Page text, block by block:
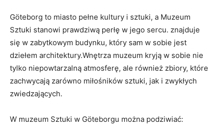
Göteborg to miasto pełne kultury i sztuki, a Muzeum
Sztuki stanowi prawdziwą perłę w jego sercu. znajduje
się w zabytkowym budynku, który sam w sobie jest
dziełem architektury.Wnętrza muzeum kryją w sobie nie
tylko niepowtarzalną atmosferę, ale również zbiory, które
zachwycają zarówno miłośników sztuki, jak i zwykłych
zwiedzających.
W muzeum Sztuki w Göteborgu można podziwiać: